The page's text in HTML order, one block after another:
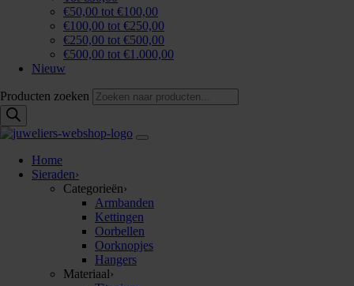
€50,00 tot €100,00
€100,00 tot €250,00
€250,00 tot €500,00
€500,00 tot €1.000,00
Nieuw
Producten zoeken
Home
Sieraden›
Categorieën›
Armbanden
Kettingen
Oorbellen
Oorknopjes
Hangers
Materiaal›